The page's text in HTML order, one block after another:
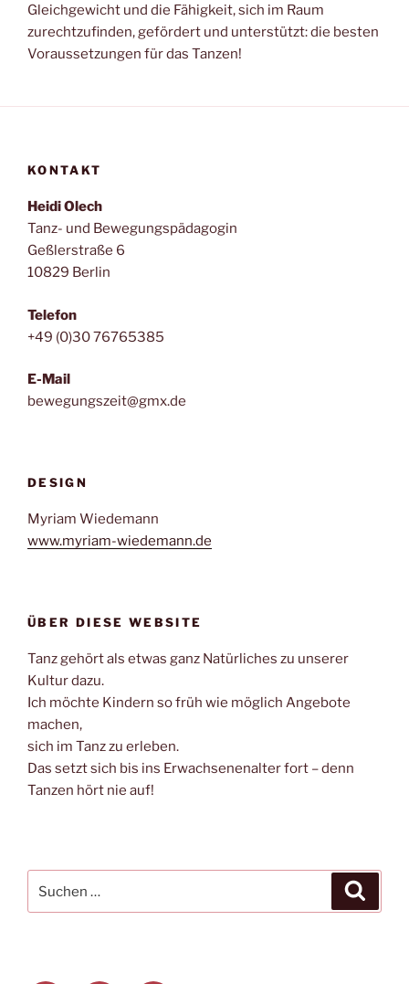
Gleichgewicht und die Fähigkeit, sich im Raum
zurechtzufinden, gefördert und unterstützt: die besten
Voraussetzungen für das Tanzen!
KONTAKT
Heidi Olech
Tanz- und Bewegungspädagogin
Geßlerstraße 6
10829 Berlin
Telefon
+49 (0)30 76765385
E-Mail
bewegungszeit@gmx.de
DESIGN
Myriam Wiedemann
www.myriam-wiedemann.de
ÜBER DIESE WEBSITE
Tanz gehört als etwas ganz Natürliches zu unserer
Kultur dazu.
Ich möchte Kindern so früh wie möglich Angebote
machen,
sich im Tanz zu erleben.
Das setzt sich bis ins Erwachsenenalter fort – denn
Tanzen hört nie auf!
nach: